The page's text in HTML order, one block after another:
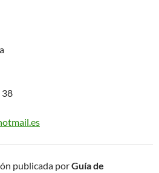
38
publicada porGuía de